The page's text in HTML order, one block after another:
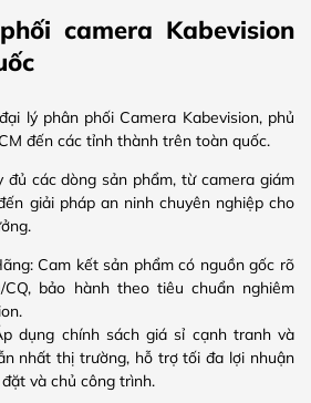
camera Kabevision
lý phân phối Camera Kabevision, phủ
đến các tỉnh thành trên toàn quốc.
đủ các dòng sản phẩm, từ camera giám
giải pháp an ninh chuyên nghiệp cho
Cam kết sản phẩm có nguồn gốc rõ
CQ, bảo hành theo tiêu chuẩn nghiêm
dụng chính sách giá sỉ cạnh tranh và
nhất thị trường, hỗ trợ tối đa lợi nhuận
và chủ công trình.